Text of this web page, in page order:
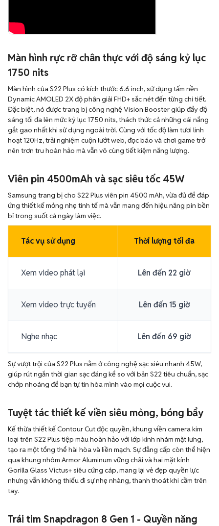
Màn hình rực rỡ chân thực với độ sáng kỷ lục
1750 nits
Màn hình của S22 Plus có kích thước 6.6 inch, sử dụng tấm nền
Dynamic AMOLED 2X độ phân giải FHD+ sắc nét đến từng chi tiết.
Đặc biệt, nó được trang bị công nghệ Vision Booster giúp đẩy độ
sáng tối đa lên mức kỷ lục 1750 nits, thách thức cả những cái nắng
gắt gao nhất khi sử dụng ngoài trời. Cùng với tốc độ làm tươi linh
hoạt 120Hz, trải nghiệm cuộn lướt web, đọc báo và chơi game trở
nên trơn tru hoàn hảo mà vẫn vô cùng tiết kiệm năng lượng.
Viên pin 4500mAh và sạc siêu tốc 45W
Samsung trang bị cho S22 Plus viên pin 4500 mAh, vừa đủ để đáp
ứng thiết kế mỏng nhẹ tinh tế mà vẫn mang đến hiệu năng pin bền
bỉ trong suốt cả ngày làm việc.
Tác vụ sử dụng Thời lượng tối đa
Xem video phát lại Lên đến 22 giờ
Xem video trực tuyến Lên đến 15 giờ
Nghe nhạc Lên đến 69 giờ
Sự vượt trội của S22 Plus nằm ở công nghệ sạc siêu nhanh 45W,
giúp rút ngắn thời gian sạc đáng kể so với bản S22 tiêu chuẩn, sạc
chớp nhoáng để bạn tự tin hòa mình vào mọi cuộc vui.
Tuyệt tác thiết kế viền siêu mỏng, bóng bẩy
Kế thừa thiết kế Contour Cut độc quyền, khung viền camera kim
loại trên S22 Plus tiệp màu hoàn hảo với lớp kính nhám mặt lưng,
tạo ra một tổng thể hài hòa và liền mạch. Sự đẳng cấp còn thể hiện
qua khung nhôm Armor Aluminum vững chãi và hai mặt kính
Gorilla Glass Victus+ siêu cứng cáp, mang lại vẻ đẹp quyền lực
nhưng vẫn không thiếu đi sự nhẹ nhàng, thanh thoát khi cầm trên
tay.
Trái tim Snapdragon 8 Gen 1 - Quyền năng